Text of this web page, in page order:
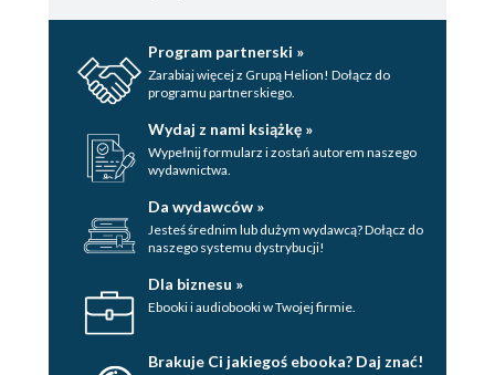
Résumé / 273
Program partnerski »
Zarabiaj więcej z Grupą Helion! Dołącz do
programu partnerskiego.
Wydaj z nami książkę »
Wypełnij formularz i zostań autorem naszego
wydawnictwa.
Da wydawców »
Jesteś średnim lub dużym wydawcą? Dołącz do
naszego systemu dystrybucji!
Dla biznesu »
Ebooki i audiobooki w Twojej firmie.
Brakuje Ci jakiegoś ebooka? Daj znać!